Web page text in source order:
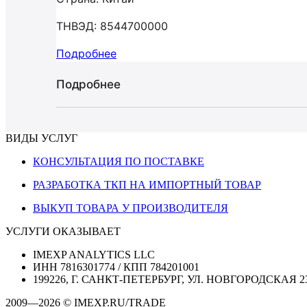
ТНВЭД: 8544700000
Подробнее
Подробнее
ВИДЫ УСЛУГ
КОНСУЛЬТАЦИЯ ПО ПОСТАВКЕ
РАЗРАБОТКА ТКП НА ИМПОРТНЫЙ ТОВАР
ВЫКУП ТОВАРА У ПРОИЗВОДИТЕЛЯ
УСЛУГИ ОКАЗЫВАЕТ
IMEXP ANALYTICS LLC
ИНН 7816301774 / КПП 784201001
199226, Г. САНКТ-ПЕТЕРБУРГ, УЛ. НОВГОРОДСКАЯ
2009—2026 © IMEXP.RU/TRADE